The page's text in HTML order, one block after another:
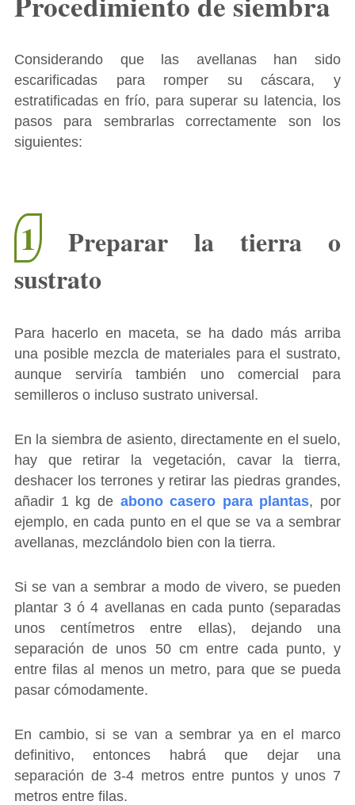
Considerando que las avellanas han sido
escarificadas para romper su cáscara, y
estratificadas en frío, para superar su latencia, los
pasos para sembrarlas correctamente son los
siguientes:
1 Preparar la tierra o
sustrato
Para hacerlo en maceta, se ha dado más arriba
una posible mezcla de materiales para el sustrato,
aunque serviría también uno comercial para
semilleros o incluso sustrato universal.
En la siembra de asiento, directamente en el suelo,
hay que retirar la vegetación, cavar la tierra,
deshacer los terrones y retirar las piedras grandes,
añadir 1 kg de abono casero para plantas, por
ejemplo, en cada punto en el que se va a sembrar
avellanas, mezclándolo bien con la tierra.
Si se van a sembrar a modo de vivero, se pueden
plantar 3 ó 4 avellanas en cada punto (separadas
unos centímetros entre ellas), dejando una
separación de unos 50 cm entre cada punto, y
entre filas al menos un metro, para que se pueda
pasar cómodamente.
En cambio, si se van a sembrar ya en el marco
definitivo, entonces habrá que dejar una
separación de 3-4 metros entre puntos y unos 7
metros entre filas.